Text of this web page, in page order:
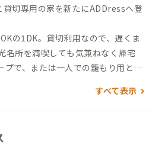
切専用の家を新たにADDressへ登
の1DK。貸切利用なので、遅くま
名所を満喫しても気兼ねなく帰宅
プで、または一人での籠もり用とし
、いずれの方も楽しめるロケーシ
すべて表示